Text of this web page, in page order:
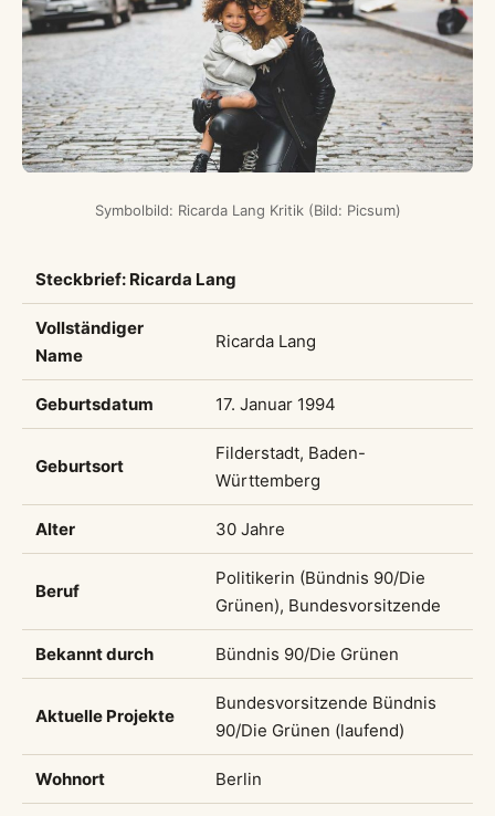
Symbolbild: Ricarda Lang Kritik (Bild: Picsum)
Steckbrief: Ricarda Lang
Vollständiger
Name
Ricarda Lang
Geburtsdatum 17. Januar 1994
Geburtsort
Filderstadt, Baden-
Württemberg
Alter 30 Jahre
Beruf
Politikerin (Bündnis 90/Die
Grünen), Bundesvorsitzende
Bekannt durch Bündnis 90/Die Grünen
Aktuelle Projekte
Bundesvorsitzende Bündnis
90/Die Grünen (laufend)
Wohnort Berlin